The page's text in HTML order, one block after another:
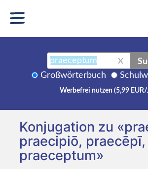
X
Großwörterbuch
Werbefrei nutzen (5,99 EUR/
Konjugation zu
praecipiō, praecēpī,
praeceptum»